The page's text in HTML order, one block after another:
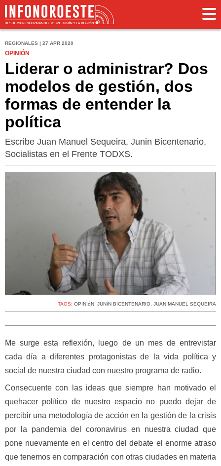
REGIONALES | 27 APR 2020
OPINIÓN
Liderar o administrar? Dos
modelos de gestión, dos
formas de entender la
política
Escribe Juan Manuel Sequeira, Junin Bicentenario,
Socialistas en el Frente TODXS.
TAGS: OPINIóN, JUNíN BICENTENARIO, JUAN MANUEL SEQUEIRA
Me surge esta reflexión, luego de un mes de entrevistar
cada día a diferentes protagonistas de la vida política y
social de nuestra ciudad con nuestro programa de radio.
Consecuente con las ideas que siempre han motivado el
quehacer político de nuestro espacio no puedo dejar de
percibir una metodología de acción en la gestión de la crisis
por la pandemia del coronavirus en nuestra ciudad que
pone nuevamente en el centro del debate el enorme atraso
que tenemos en comparación con otras ciudades en materia